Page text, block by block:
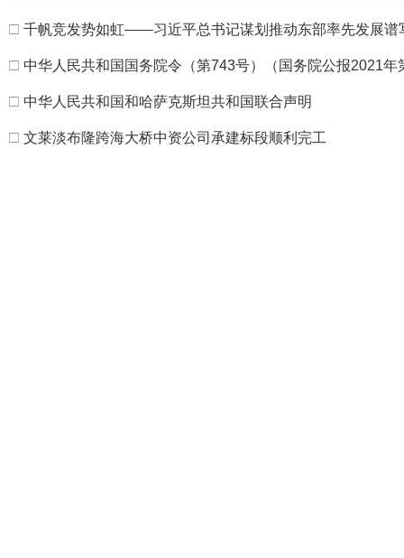
□ 千帆竞发势如虹——习近平总书记谋划推动东部率先发展谱
□ 中华人民共和国国务院令（第743号）（国务院公报2021年
□ 中华人民共和国和哈萨克斯坦共和国联合声明
□ 文莱淡布隆跨海大桥中资公司承建标段顺利完工